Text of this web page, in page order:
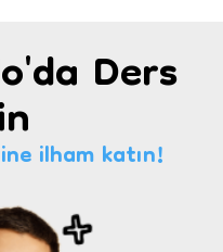
Ders
ilham katın!